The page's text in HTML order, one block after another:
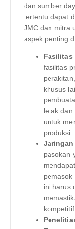
dan sumber
tertentu dapat
JMC dan mitra
aspek penting
Fasilitas
fasilitas
khusus
letak dan
untuk
produksi.
Jaringan
pasokan
pemasok
ini harus